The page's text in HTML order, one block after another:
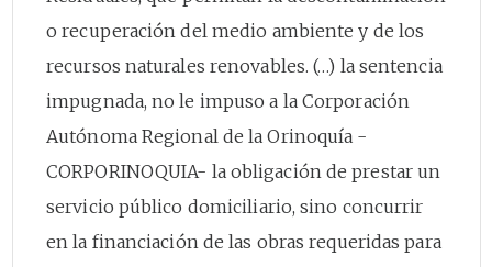
o recuperación del medio ambiente y de los
recursos naturales renovables. (…) la sentencia
impugnada, no le impuso a la Corporación
Autónoma Regional de la Orinoquía -
CORPORINOQUIA- la obligación de prestar un
servicio público domiciliario, sino concurrir
en la financiación de las obras requeridas para